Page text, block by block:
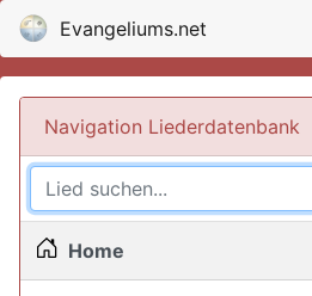
Evangeliums.net
Navigation Liederdatenbank
Home